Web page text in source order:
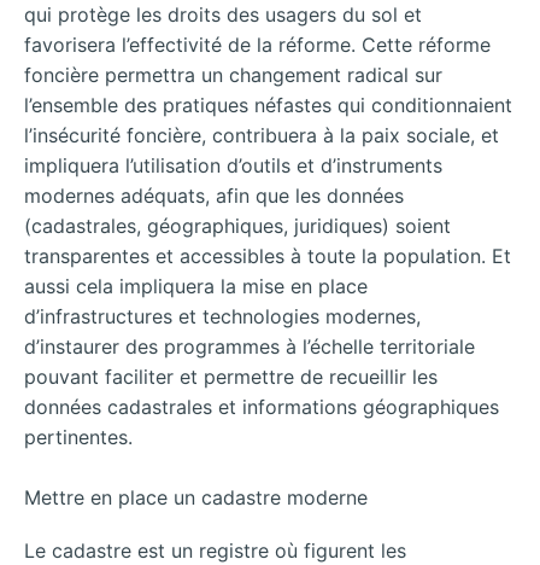
qui protège les droits des usagers du sol et
favorisera l’effectivité de la réforme. Cette réforme
foncière permettra un changement radical sur
l’ensemble des pratiques néfastes qui conditionnaient
l’insécurité foncière, contribuera à la paix sociale, et
impliquera l’utilisation d’outils et d’instruments
modernes adéquats, afin que les données
(cadastrales, géographiques, juridiques) soient
transparentes et accessibles à toute la population. Et
aussi cela impliquera la mise en place
d’infrastructures et technologies modernes,
d’instaurer des programmes à l’échelle territoriale
pouvant faciliter et permettre de recueillir les
données cadastrales et informations géographiques
pertinentes.
Mettre en place un cadastre moderne
Le cadastre est un registre où figurent les